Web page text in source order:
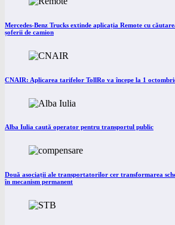
Mercedes-Benz Trucks extinde aplicația Remote cu
șoferii de camion
CNAIR: Aplicarea tarifelor TollRo va începe la 1
Alba Iulia caută operator pentru transportul public
Două asociații ale transportatorilor cer transformarea
în mecanism permanent